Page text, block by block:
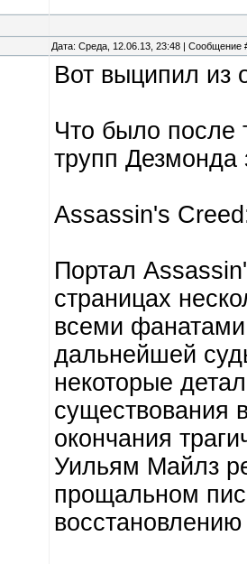
Дата: Среда, 12.06.13, 23:48 | Сообщение
Вот выципил
Что было после
трупп Дезмонда
Assassin's
Портал
страницах
всеми
дальнейшей
некоторые
существования
окончания
Уильям Майлз
прощальном